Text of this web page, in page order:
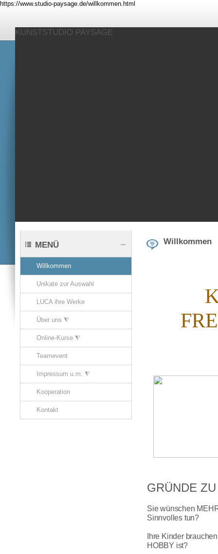
https://www.studio-paysage.de/willkommen.html
KUNSTSTUDIO PAYSAGE
MENÜ
Willkommen
Unikate zur Auswahl
LUCA ihre Werke
Über uns ⧨
Online-Kurse ⧨
Teamevent
Impressum u.m. ⧨
Kooperation
Kontakt
Willkommen
GRÜNDE
Sie wünschen
Sinnvolles tun?
Ihre Kinder
HOBBY ist?